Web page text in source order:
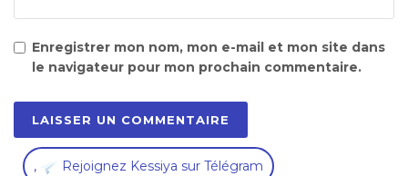
Enregistrer mon nom, mon e-mail et mon site dans
le navigateur pour mon prochain commentaire.
, Rejoignez Kessiya sur Télégram